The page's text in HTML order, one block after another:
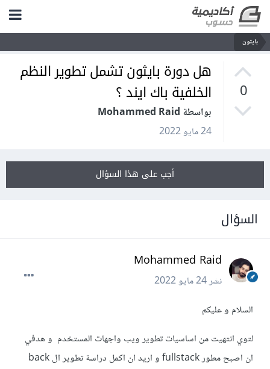
بايثون
0
هل دورة بايثون تشمل تطوير النظم
الخلفية باك ايند ؟
بواسطة Mohammed Raid
24 مايو 2022
أجب على هذا السؤال
السؤال
Mohammed Raid
نشر24 مايو 2022
السلام و عليكم
لتوي انتهيت من اساسيات تطوير ويب واجهات المستخدم و هدفي
ان اصبح مطور fullstack و اريد ان اكمل دراسة تطوير ال back